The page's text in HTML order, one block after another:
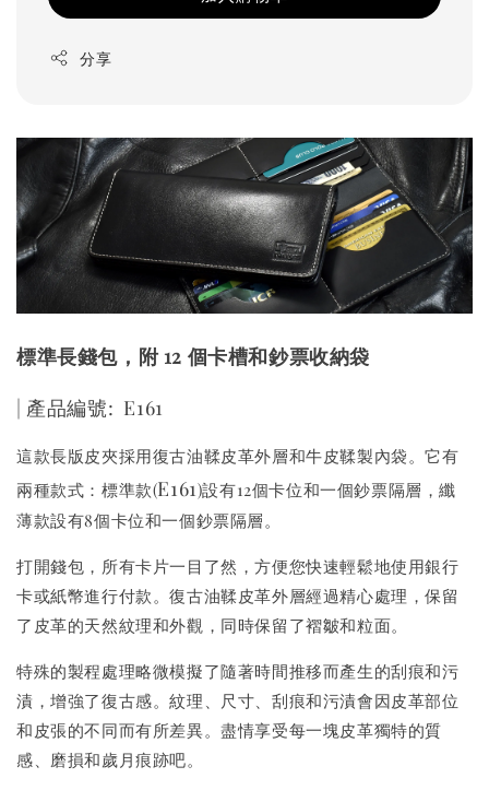
分享
標準長錢包，附 12 個卡槽和鈔票收納袋
| 產品編號: E161
這款長版皮夾採用復古油鞣皮革外層和牛皮鞣製內袋。它有
兩種款式：標準款(E161)設有12個卡位和一個鈔票隔層，纖
薄款設有8個卡位和一個鈔票隔層。
打開錢包，所有卡片一目了然，方便您快速輕鬆地使用銀行
卡或紙幣進行付款。復古油鞣皮革外層經過精心處理，保留
了皮革的天然紋理和外觀，同時保留了褶皺和粒面。
特殊的製程處理略微模擬了隨著時間推移而產生的刮痕和污
漬，增強了復古感。紋理、尺寸、刮痕和污漬會因皮革部位
和皮張的不同而有所差異。盡情享受每一塊皮革獨特的質
感、磨損和歲月痕跡吧。